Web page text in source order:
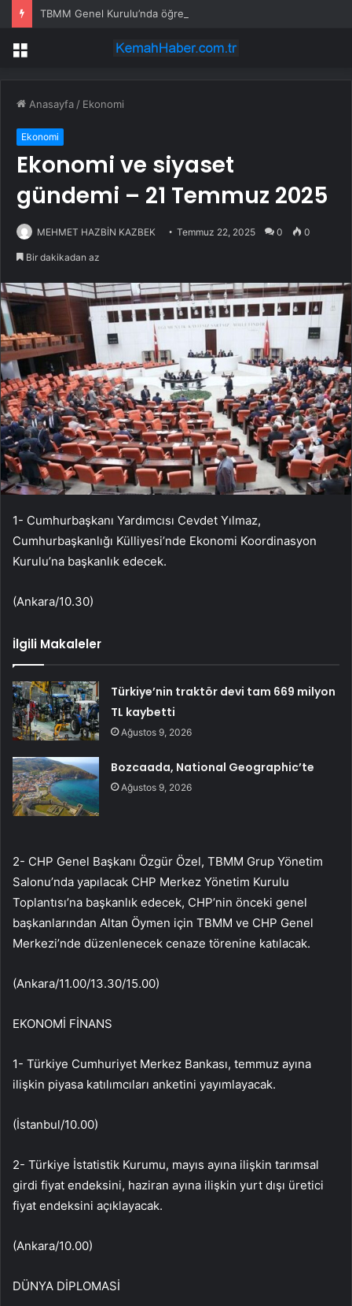
Menü
Anasayfa / Ekonomi
Ekonomi
Ekonomi ve siyaset
gündemi – 21 Temmuz 2025
MEHMET HAZBİN KAZBEK Temmuz 22, 2025 0 0
Bir dakikadan az
1- Cumhurbaşkanı Yardımcısı Cevdet Yılmaz,
Cumhurbaşkanlığı Külliyesi’nde Ekonomi Koordinasyon
Kurulu’na başkanlık edecek.
(Ankara/10.30)
İlgili Makaleler
Türkiye’nin traktör devi tam 669 milyon
TL kaybetti
Ağustos 9, 2026
Bozcaada, National Geographic’te
Ağustos 9, 2026
2- CHP Genel Başkanı Özgür Özel, TBMM Grup Yönetim
Salonu’nda yapılacak CHP Merkez Yönetim Kurulu
Toplantısı’na başkanlık edecek, CHP’nin önceki genel
başkanlarından Altan Öymen için TBMM ve CHP Genel
Merkezi’nde düzenlenecek cenaze törenine katılacak.
(Ankara/11.00/13.30/15.00)
EKONOMİ FİNANS
1- Türkiye Cumhuriyet Merkez Bankası, temmuz ayına
ilişkin piyasa katılımcıları anketini yayımlayacak.
(İstanbul/10.00)
2- Türkiye İstatistik Kurumu, mayıs ayına ilişkin tarımsal
girdi fiyat endeksini, haziran ayına ilişkin yurt dışı üretici
fiyat endeksini açıklayacak.
(Ankara/10.00)
DÜNYA DİPLOMASİ